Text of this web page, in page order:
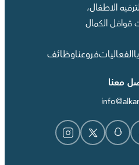
الاطفال،
الكمال
الفعالياتفروعناوظائف
معنا